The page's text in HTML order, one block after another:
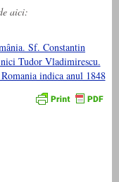
aici:
Sf. Constantin
Tudor Vladimirescu.
indica anul 1848